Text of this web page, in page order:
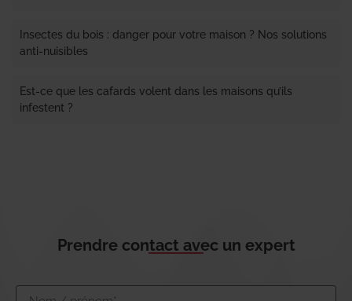
Insectes du bois : danger pour votre maison ? Nos solutions
anti-nuisibles
Est-ce que les cafards volent dans les maisons qu’ils
infestent ?
Prendre contact avec un expert